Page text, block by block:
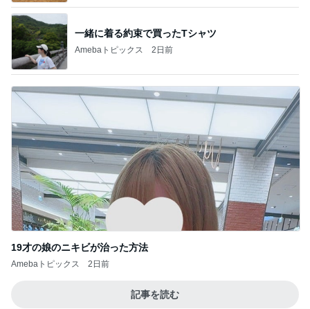
一緒に着る約束で買ったTシャツ
Amebaトピックス 2日前
19才の娘のニキビが治った方法
Amebaトピックス 2日前
記事を読む